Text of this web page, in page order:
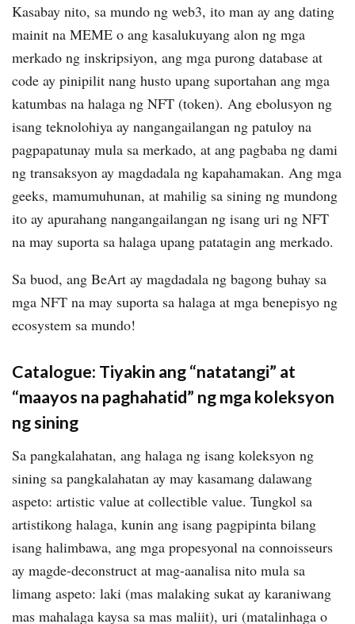
Kasabay nito, sa mundo ng web3, ito man ay ang dating
mainit na MEME o ang kasalukuyang alon ng mga
merkado ng inskripsiyon, ang mga purong database at
code ay pinipilit nang husto upang suportahan ang mga
katumbas na halaga ng NFT (token). Ang ebolusyon ng
isang teknolohiya ay nangangailangan ng patuloy na
pagpapatunay mula sa merkado, at ang pagbaba ng dami
ng transaksyon ay magdadala ng kapahamakan. Ang mga
geeks, mamumuhunan, at mahilig sa sining ng mundong
ito ay apurahang nangangailangan ng isang uri ng NFT
na may suporta sa halaga upang patatagin ang merkado.
Sa buod, ang BeArt ay magdadala ng bagong buhay sa
mga NFT na may suporta sa halaga at mga benepisyo ng
ecosystem sa mundo!
Catalogue: Tiyakin ang “natatangi” at
“maayos na paghahatid” ng mga koleksyon
ng sining
Sa pangkalahatan, ang halaga ng isang koleksyon ng
sining sa pangkalahatan ay may kasamang dalawang
aspeto: artistic value at collectible value. Tungkol sa
artistikong halaga, kunin ang isang pagpipinta bilang
isang halimbawa, ang mga propesyonal na connoisseurs
ay magde-deconstruct at mag-aanalisa nito mula sa
limang aspeto: laki (mas malaking sukat ay karaniwang
mas mahalaga kaysa sa mas maliit), uri (matalinhaga o